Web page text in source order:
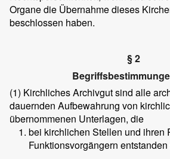
Organe die Übernahme dieses
beschlossen haben.
§ 2
(1) Kirchliches Archivgut sind alle
dauernden Aufbewahrung von
übernommenen Unterlagen, die
bei kirchlichen Stellen und ihren
Funktionsvorgängern entstanden